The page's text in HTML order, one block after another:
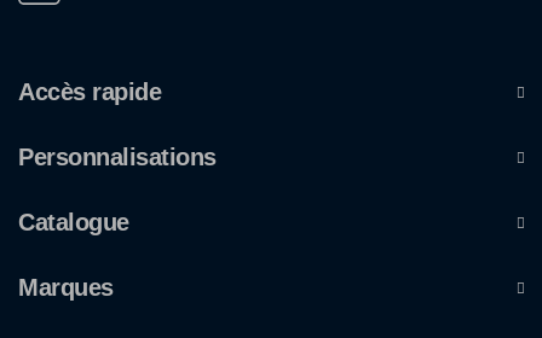
Accès rapide
Personnalisations
Catalogue
Marques